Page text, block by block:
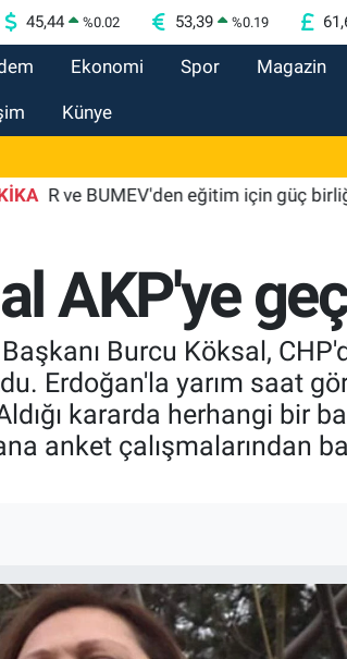
45,44 %0.02 53,39 %0.19
Ekonomi Spor Magazin
Künye
ve BUMEV'den eğitim için güç birliği
AKP'ye
Burcu Köksal,
Erdoğan'la yarım saat
kararda herhangi bir
anket çalışmalarından